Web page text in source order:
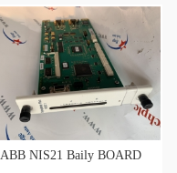
ABB NIS21 Baily BOARD